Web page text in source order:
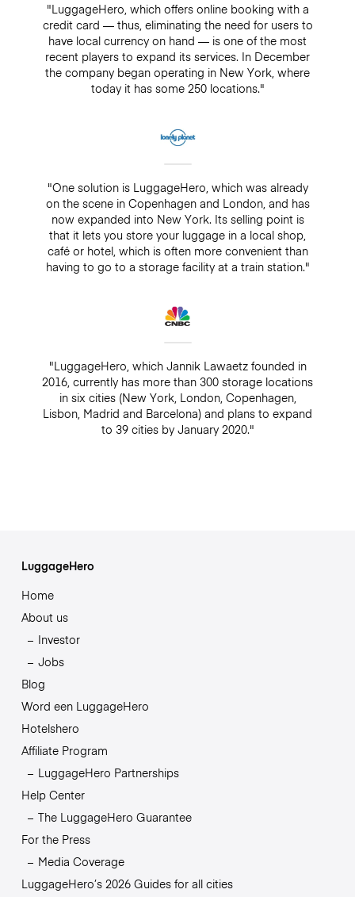
"LuggageHero, which offers online booking with a
credit card — thus, eliminating the need for users to
have local currency on hand — is one of the most
recent players to expand its services. In December
the company began operating in New York, where
today it has some 250 locations."
"One solution is LuggageHero, which was already
on the scene in Copenhagen and London, and has
now expanded into New York. Its selling point is
that it lets you store your luggage in a local shop,
café or hotel, which is often more convenient than
having to go to a storage facility at a train station."
"LuggageHero, which Jannik Lawaetz founded in
2016, currently has more than 300 storage locations
in six cities (New York, London, Copenhagen,
Lisbon, Madrid and Barcelona) and plans to expand
to 39 cities by January 2020."
LuggageHero
Home
About us
Investor
Jobs
Blog
Word een LuggageHero
Hotelshero
Affiliate Program
LuggageHero Partnerships
Help Center
The LuggageHero Guarantee
For the Press
Media Coverage
LuggageHero’s 2026 Guides for all cities